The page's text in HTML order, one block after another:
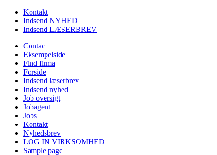
Kontakt
Indsend NYHED
Indsend LÆSERBREV
Contact
Eksempelside
Find firma
Forside
Indsend læserbrev
Indsend nyhed
Job oversigt
Jobagent
Jobs
Kontakt
Nyhedsbrev
LOG IN VIRKSOMHED
Sample page